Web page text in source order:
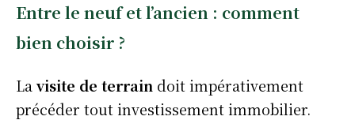
Entre le neuf et l’ancien : comment
bien choisir ?
La visite de terrain doit impérativement
précéder tout investissement immobilier.